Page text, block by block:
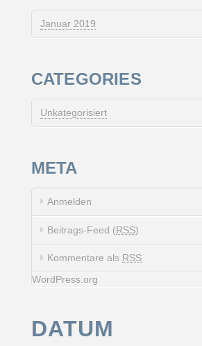
Januar 2019
CATEGORIES
Unkategorisiert
META
Anmelden
Beitrags-Feed (RSS)
Kommentare als RSS
WordPress.org
DATUM